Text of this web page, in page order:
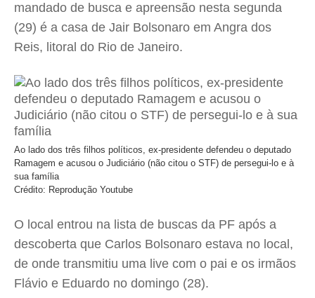
mandado de busca e apreensão nesta segunda
(29) é a casa de Jair Bolsonaro em Angra dos
Reis, litoral do Rio de Janeiro.
Ao lado dos três filhos políticos, ex-presidente defendeu o deputado
Ramagem e acusou o Judiciário (não citou o STF) de persegui-lo e à
sua família
Crédito: Reprodução Youtube
O local entrou na lista de buscas da PF após a
descoberta que Carlos Bolsonaro estava no local,
de onde transmitiu uma live com o pai e os irmãos
Flávio e Eduardo no domingo (28).